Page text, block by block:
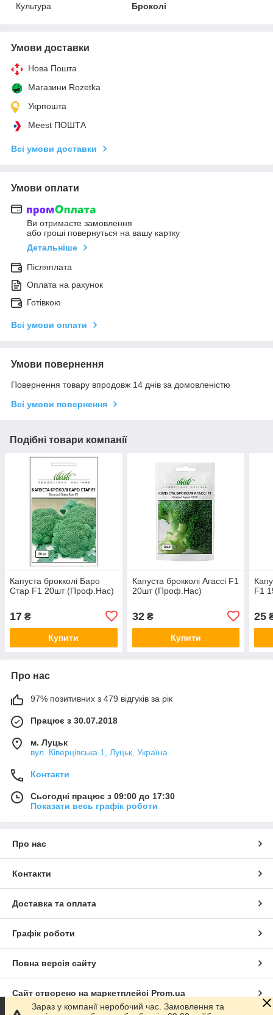
Культура
Броколі
Умови доставки
Нова Пошта
Магазини Rozetka
Укрпошта
Meest ПОШТА
Всі умови доставки
Умови оплати
Ви отримаєте замовлення
або гроші повернуться на вашу картку
Детальніше
Післяплата
Оплата на рахунок
Готівкою
Всі умови оплати
Умови повернення
Повернення товару впродовж 14 днів за домовленістю
Всі умови повернення
Подібні товари компанії
Капуста брокколі Баро
Стар F1 20шт (Проф.Нас)
17 ₴
Купити
Капуста брокколі Агассі F1
20шт (Проф.Нас)
32₴
Купити
F1
25
Про нас
97% позитивних з 479 відгуків за рік
Працює з 30.07.2018
м. Луцьк
вул. Ківерцівська 1, Луцьк, Україна
Контакти
Сьогодні працює з 09:00 до 17:30
Показати весь графік роботи
Про нас
Контакти
Доставка та оплата
Графік роботи
Повна версія сайту
Сайт створено на маркетплейсі Prom.ua
Зараз у компанії неробочий час. Замовлення та